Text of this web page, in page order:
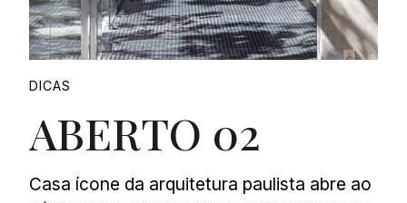
DICAS
ABERTO 02
Casa ícone da arquitetura paulista abre ao